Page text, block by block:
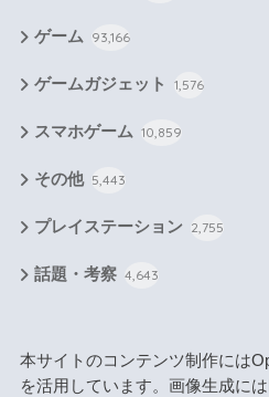
ゲーム 93,166
ゲームガジェット 1,576
スマホゲーム 10,859
その他 5,443
プレイステーション 2,755
話題・考察 4,643
本サイトのコンテンツ制作には
を活用しています。画像生成に